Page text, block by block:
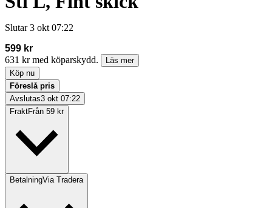
Slutar 3 okt 07:22
599 kr
631 kr med köparskydd.
Läs mer
Köp nu
Föreslå pris
Avslutas3 okt 07:22
FraktFrån 59 kr
BetalningVia Tradera